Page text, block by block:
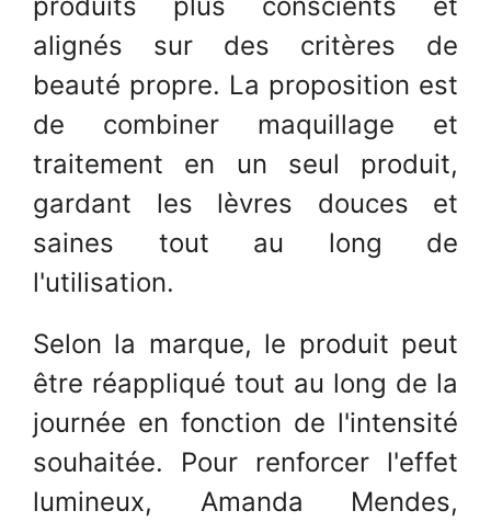
alignés sur des critères de
beauté propre. La proposition est
de combiner maquillage et
traitement en un seul produit,
gardant les lèvres douces et
saines tout au long de
l'utilisation.
Selon la marque, le produit peut
être réappliqué tout au long de la
journée en fonction de l'intensité
souhaitée. Pour renforcer l'effet
lumineux, Amanda Mendes,